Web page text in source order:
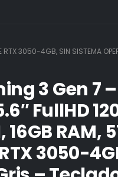
RTX 3050-4GB, SIN SISTEMA
3 Gen 7 –
FullHD
RAM,
3050-